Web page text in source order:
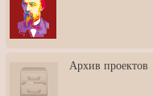
3: Обусловленности
человека и их влияние на
карьеру
скульптором Дмитрием
Тугариновым
Архив проектов